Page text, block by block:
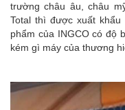
trường châu âu, châu
Total thì được xuất
phẩm của INGCO có độ
kém gì máy của thương